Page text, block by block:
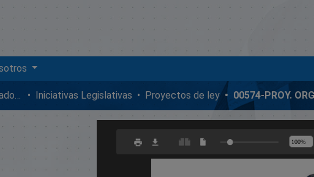
Repositorio Digital SenadoRD Iniciativas Legislativas Proyectos de ley